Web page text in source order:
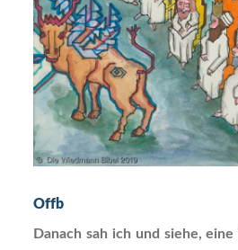
Offb
Danach sah ich und siehe,